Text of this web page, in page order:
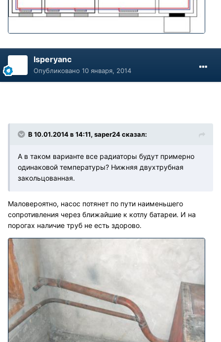
Isperyanc
Опубликовано 10 января, 2014
В 10.01.2014 в 14:11, saper24 сказал:
А в таком варианте все радиаторы будут примерно
одинаковой температуры? Нижняя двухтрубная
закольцованная.
Маловероятно, насос потянет по пути наименьшего
сопротивления через ближайшие к котлу батареи. И на
порогах наличие труб не есть здорово.